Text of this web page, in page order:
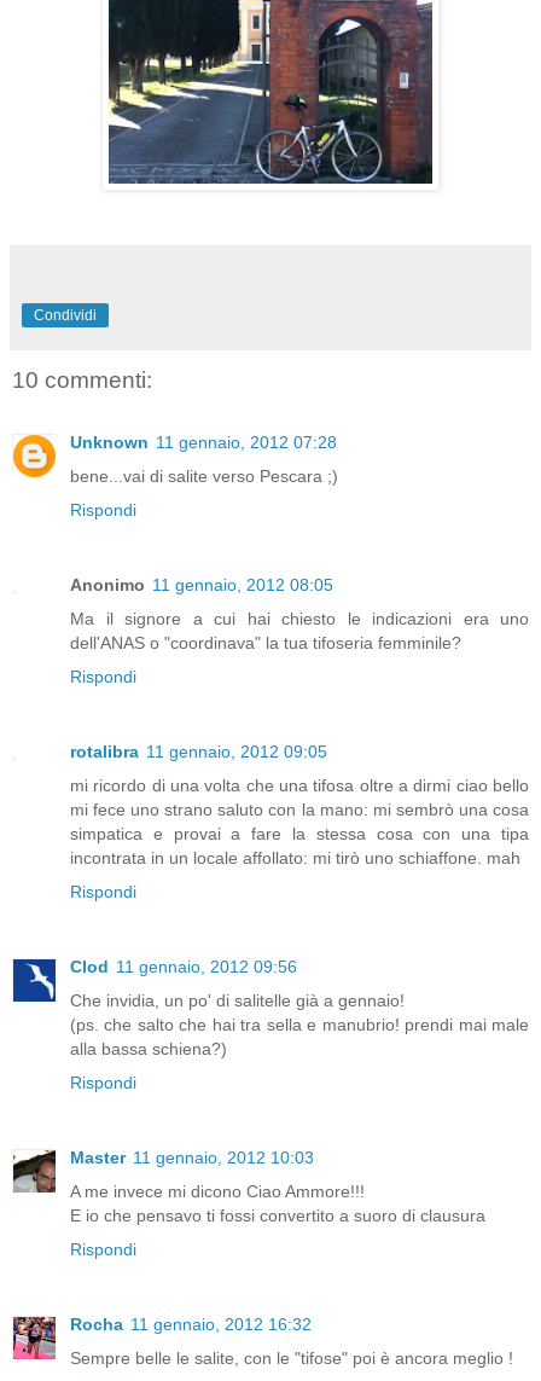
Condividi
10 commenti:
Unknown 11 gennaio, 2012 07:28
bene...vai di salite verso Pescara ;)
Rispondi
Anonimo 11 gennaio, 2012 08:05
Ma il signore a cui hai chiesto le indicazioni era uno
dell'ANAS o "coordinava" la tua tifoseria femminile?
Rispondi
rotalibra 11 gennaio, 2012 09:05
mi ricordo di una volta che una tifosa oltre a dirmi ciao bello
mi fece uno strano saluto con la mano: mi sembrò una cosa
simpatica e provai a fare la stessa cosa con una tipa
incontrata in un locale affollato: mi tirò uno schiaffone. mah
Rispondi
Clod 11 gennaio, 2012 09:56
Che invidia, un po' di salitelle già a gennaio!
(ps. che salto che hai tra sella e manubrio! prendi mai male
alla bassa schiena?)
Rispondi
Master 11 gennaio, 2012 10:03
A me invece mi dicono Ciao Ammore!!!
E io che pensavo ti fossi convertito a suoro di clausura
Rispondi
Rocha 11 gennaio, 2012 16:32
Sempre belle le salite, con le "tifose" poi è ancora meglio !